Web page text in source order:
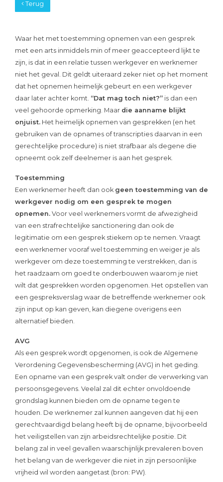
Terug
Waar het met toestemming opnemen van een gesprek
met een arts inmiddels min of meer geaccepteerd lijkt te
zijn, is dat in een relatie tussen werkgever en werknemer
niet het geval. Dit geldt uiteraard zeker niet op het moment
dat het opnemen heimelijk gebeurt en een werkgever
daar later achter komt. “Dat mag toch niet?” is dan een
veel gehoorde opmerking. Maar die aanname blijkt
onjuist. Het heimelijk opnemen van gesprekken (en het
gebruiken van de opnames of transcripties daarvan in een
gerechtelijke procedure) is niet strafbaar als degene die
opneemt ook zelf deelnemer is aan het gesprek.
Toestemming
Een werknemer heeft dan ook geen toestemming van de
werkgever nodig om een gesprek te mogen
opnemen. Voor veel werknemers vormt de afwezigheid
van een strafrechtelijke sanctionering dan ook de
legitimatie om een gesprek stiekem op te nemen. Vraagt
een werknemer vooraf wel toestemming en weiger je als
werkgever om deze toestemming te verstrekken, dan is
het raadzaam om goed te onderbouwen waarom je niet
wilt dat gesprekken worden opgenomen. Het opstellen van
een gespreksverslag waar de betreffende werknemer ook
zijn input op kan geven, kan diegene overigens een
alternatief bieden.
AVG
Als een gesprek wordt opgenomen, is ook de Algemene
Verordening Gegevensbescherming (AVG) in het geding.
Een opname van een gesprek valt onder de verwerking van
persoonsgegevens. Veelal zal dit echter onvoldoende
grondslag kunnen bieden om de opname tegen te
houden. De werknemer zal kunnen aangeven dat hij een
gerechtvaardigd belang heeft bij de opname, bijvoorbeeld
het veiligstellen van zijn arbeidsrechtelijke positie. Dit
belang zal in veel gevallen waarschijnlijk prevaleren boven
het belang van de werkgever die niet in zijn persoonlijke
vrijheid wil worden aangetast (bron: PW).